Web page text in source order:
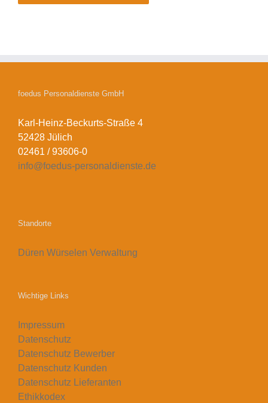
foedus Personaldienste GmbH
Karl-Heinz-Beckurts-Straße 4
52428 Jülich
02461 / 93606-0
info@foedus-personaldienste.de
Standorte
Düren Würselen Verwaltung
Wichtige Links
Impressum
Datenschutz
Datenschutz Bewerber
Datenschutz Kunden
Datenschutz Lieferanten
Ethikkodex